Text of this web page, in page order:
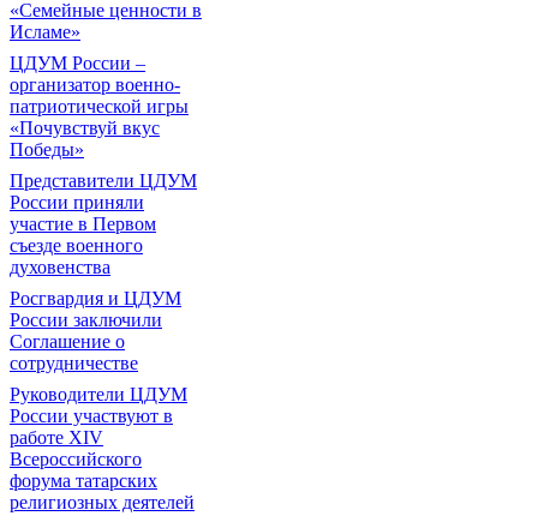
«Семейные ценности в
Исламе»
ЦДУМ России –
организатор военно-
патриотической игры
«Почувствуй вкус
Победы»
Представители ЦДУМ
России приняли
участие в Первом
съезде военного
духовенства
Росгвардия и ЦДУМ
России заключили
Соглашение о
сотрудничестве
Руководители ЦДУМ
России участвуют в
работе XIV
Всероссийского
форума татарских
религиозных деятелей